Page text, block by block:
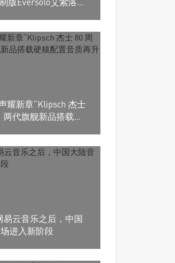
耀新章“Klipsch 杰士
代旗舰新品搭载硬
易云音乐之后，中国
进入新阶段